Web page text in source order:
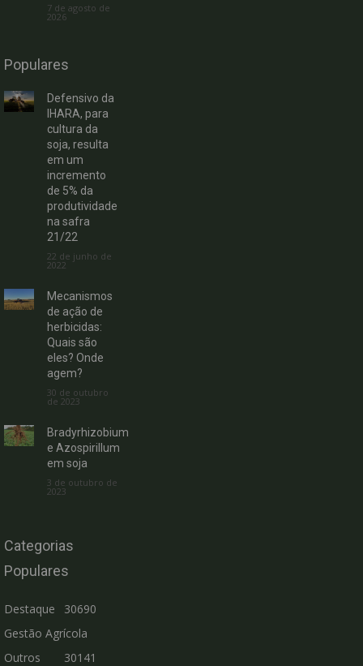
7 de agosto de
2026
Populares
Defensivo da
IHARA, para
cultura da
soja, resulta
em um
incremento
de 5% da
produtividade
na safra
21/22
22 de junho de
2022
Mecanismos
de ação de
herbicidas:
Quais são
eles? Onde
agem?
30 de outubro
de 2023
Bradyrhizobium
e Azospirillum
em soja
3 de outubro de
2023
Categorias
Populares
Destaque
30690
Gestão Agrícola
30141
Outros